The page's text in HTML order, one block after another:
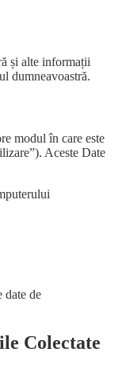
și alte informații
dumneavoastră.
modul în care este
Aceste Date
date de
Colectate